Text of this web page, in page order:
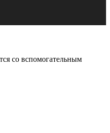
со вспомогательным